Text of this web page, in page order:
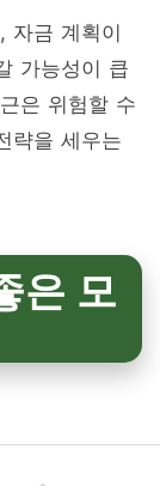
자금 계획이
가능성이 큽
은 위험할 수
략을 세우는
은 모